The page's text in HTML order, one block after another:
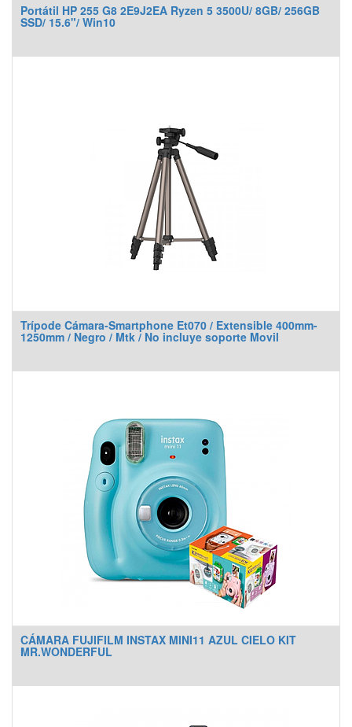
Portátil HP 255 G8 2E9J2EA Ryzen 5 3500U/ 8GB/ 256GB
SSD/ 15.6"/ Win10
Trípode Cámara-Smartphone Et070 / Extensible 400mm-
1250mm / Negro / Mtk / No incluye soporte Movil
CÁMARA FUJIFILM INSTAX MINI11 AZUL CIELO KIT
MR.WONDERFUL